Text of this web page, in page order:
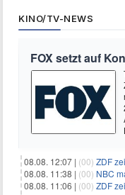
KINO/TV-NEWS
FOX setzt auf
08.08. 12:07 | (00) ZDF
08.08. 11:38 | (00) NBC
08.08. 11:06 | (00) ZDF